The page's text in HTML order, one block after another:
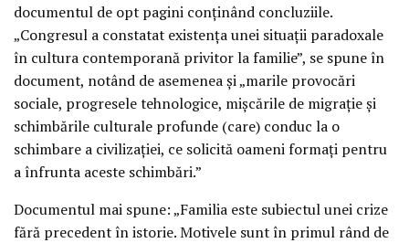
documentul de opt pagini conţinând concluziile.
„Congresul a constatat existenţa unei situaţii paradoxale
în cultura contemporană privitor la familie”, se spune în
document, notând de asemenea şi „marile provocări
sociale, progresele tehnologice, mişcările de migraţie şi
schimbările culturale profunde (care) conduc la o
schimbare a civilizaţiei, ce solicită oameni formaţi pentru
a înfrunta aceste schimbări.”
Documentul mai spune: „Familia este subiectul unei crize
fără precedent în istorie. Motivele sunt în primul rând de